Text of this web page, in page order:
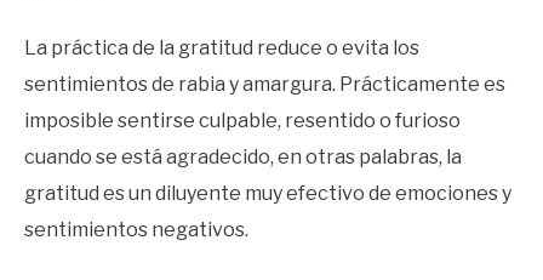
La práctica de la gratitud reduce o evita los
sentimientos de rabia y amargura. Prácticamente es
imposible sentirse culpable, resentido o furioso
cuando se está agradecido, en otras palabras, la
gratitud es un diluyente muy efectivo de emociones y
sentimientos negativos.